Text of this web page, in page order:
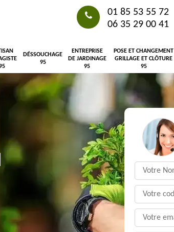
01 85 53 55 72
06 35 29 00 41
DÉSSOUCHAGE
95
ENTREPRISE
DE JARDINAGE
95
POSE ET CHANGEMENT
GRILLAGE ET CLÔTURE
95